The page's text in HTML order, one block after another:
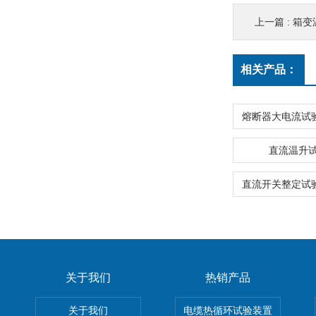
上一篇 : 箱变
相关产品：
直流温升
关于我们
关于我们
热销产品
电缆热循环试验装置